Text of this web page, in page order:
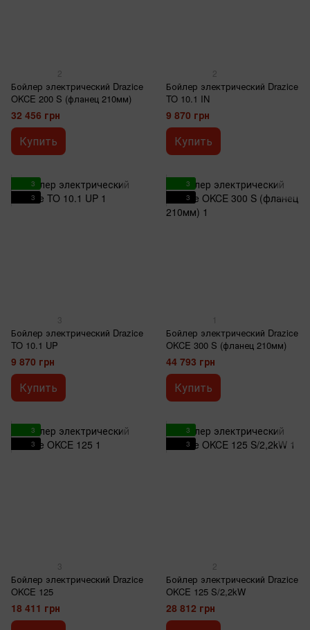
2
Бойлер электрический Drazice
OKCE 200 S (фланец 210мм)
32 456 грн
Купить
2
Бойлер электрический Drazice
TO 10.1 IN
9 870 грн
Купить
3
3
3
Бойлер электрический Drazice
TO 10.1 UP
9 870 грн
Купить
3
3
1
Бойлер электрический Drazice
OKCE 300 S (фланец 210мм)
44 793 грн
Купить
3
3
3
Бойлер электрический Drazice
OKCE 125
18 411 грн
3
3
2
Бойлер электрический Drazice
OKCE 125 S/2,2kW
28 812 грн